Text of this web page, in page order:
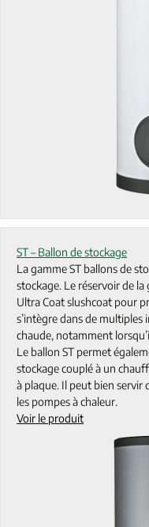
ST – Ballon de stockage
La gamme ST ballons de
stockage. Le réservoir de la
Ultra Coat slushcoat pour
s’intègre dans de multiples
chaude, notamment
Le ballon ST permet
stockage couplé à un
à plaque. Il peut bien servir
les pompes à chaleur.
Voir le produit